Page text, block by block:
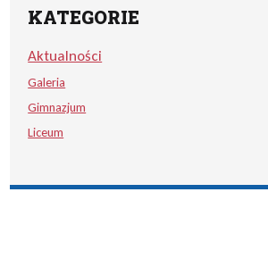
KATEGORIE
Aktualności
Galeria
Gimnazjum
Liceum